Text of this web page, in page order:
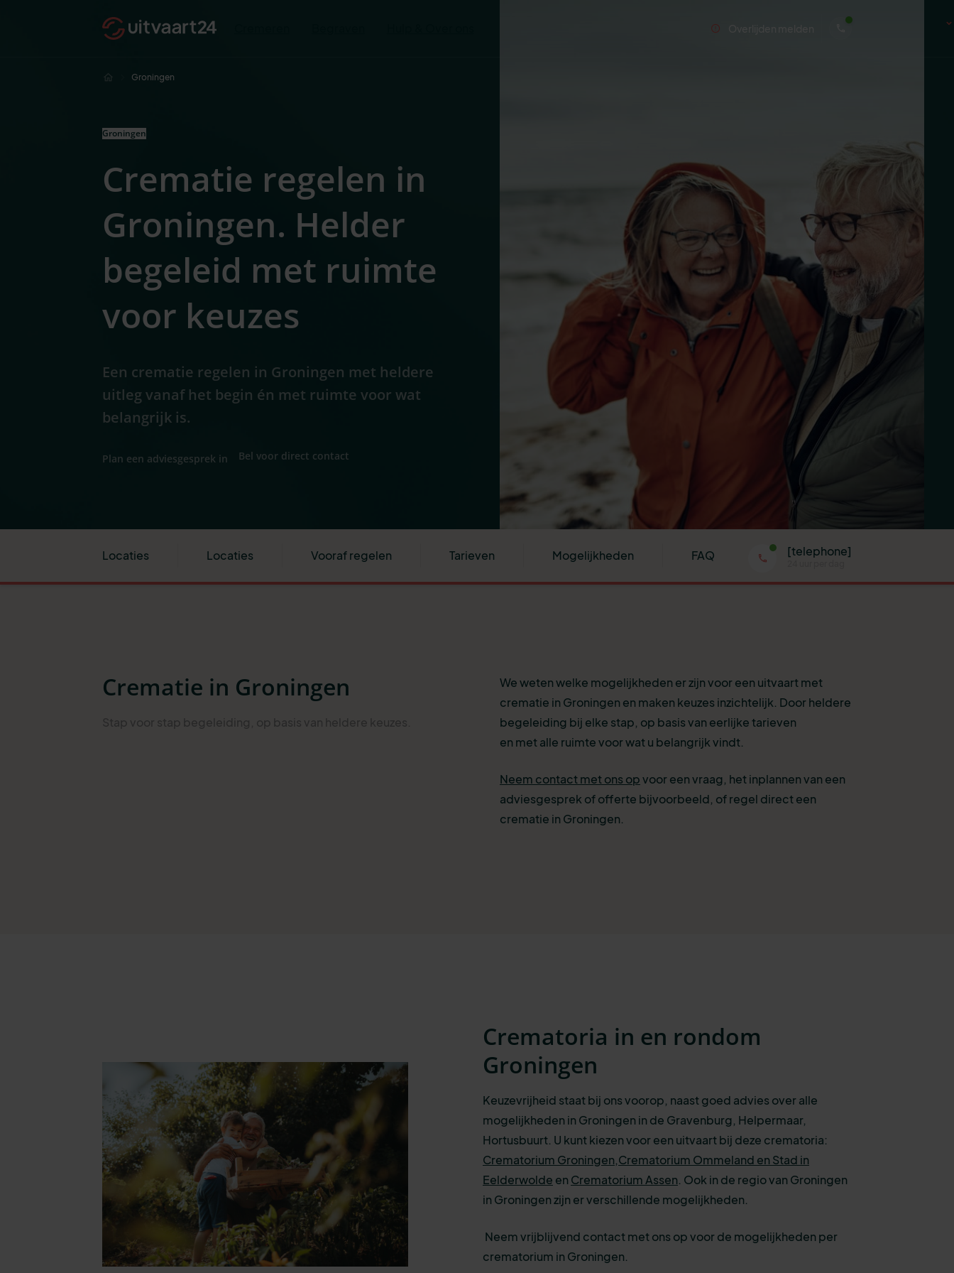
Groningen
Groningen
Crematie regelen in
Groningen. Helder
begeleid met ruimte
voor keuzes
Een crematie regelen in Groningen met heldere
uitleg vanaf het begin én met ruimte voor wat
belangrijk is.
Plan een adviesgesprek in Bel voor direct contact
Locaties Locaties Vooraf regelen Tarieven Mogelijkheden FAQ [telephone]
Crematie in Groningen
We weten welke mogelijkheden er zijn voor een uitvaart met
crematie in Groningen en maken keuzes inzichtelijk. Door heldere
begeleiding bij elke stap, op basis van eerlijke tarieven
en met alle ruimte voor wat u belangrijk vindt.
Neem contact met ons opvoor een vraag, het inplannen van een
adviesgesprek of offerte bijvoorbeeld, ofregel direct een
crematie in Groningen.
Crematoria in en rondom
Groningen
Keuzevrijheid staat bij ons voorop, naast goed advies over alle
mogelijkheden in Groningen in de Gravenburg, Helpermaar,
Hortusbuurt. U kunt kiezen voor een uitvaart bij deze crematoria:
Crematorium Groningen,Crematorium Ommeland en Stad in
Eelderwolde en Crematorium Assen. Ook in de regio van Groningen
in Groningen zijn er verschillende mogelijkheden.
Neem vrijblijvend contact met ons op voor de mogelijkheden per
crematorium in Groningen.